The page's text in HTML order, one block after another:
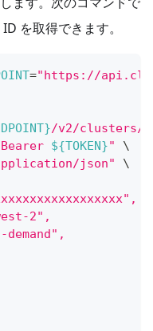
を取得できます。
="https://
/v2/clusters/
${TOKEN}"
\
json"
\
2",
demand",